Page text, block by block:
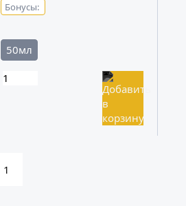
Бонусы:
50мл
1